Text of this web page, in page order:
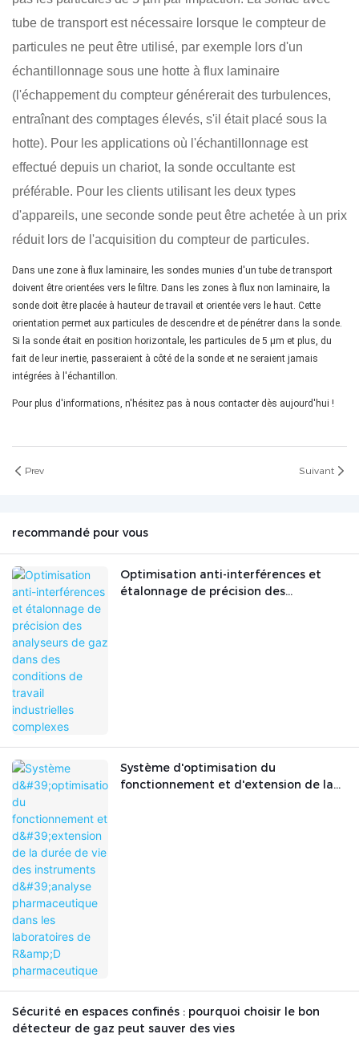
tube de transport est nécessaire lorsque le compteur de
particules ne peut être utilisé, par exemple lors d'un
échantillonnage sous une hotte à flux laminaire
(l'échappement du compteur générerait des turbulences,
entraînant des comptages élevés, s'il était placé sous la
hotte). Pour les applications où l'échantillonnage est
effectué depuis un chariot, la sonde occultante est
préférable. Pour les clients utilisant les deux types
d'appareils, une seconde sonde peut être achetée à un prix
réduit lors de l'acquisition du compteur de particules.
Dans une zone à flux laminaire, les sondes munies d'un tube de transport
doivent être orientées vers le filtre. Dans les zones à flux non laminaire, la
sonde doit être placée à hauteur de travail et orientée vers le haut. Cette
orientation permet aux particules de descendre et de pénétrer dans la sonde.
Si la sonde était en position horizontale, les particules de 5 µm et plus, du
fait de leur inertie, passeraient à côté de la sonde et ne seraient jamais
intégrées à l'échantillon.
Pour plus d'informations, n'hésitez pas à nous contacter dès aujourd'hui !
Prev Suivant
recommandé pour vous
Optimisation anti-interférences et
étalonnage de précision des
Système d'optimisation du
fonctionnement et d'extension de la
Sécurité en espaces confinés : pourquoi choisir le bon
détecteur de gaz peut sauver des vies